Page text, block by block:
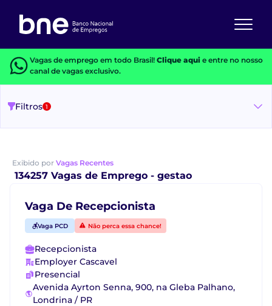
Vagas de emprego em todo Brasil! Clique aquie entre no nosso
canal de vagas exclusivo.
Filtros 1
Exibido por Vagas Recentes
134257 Vagas de Emprego - gestao
Vaga De Recepcionista
Vaga PCD Não perca essa chance!
Recepcionista
Employer Cascavel
Presencial
Avenida Ayrton Senna, 900, na Gleba Palhano,
Londrina / PR